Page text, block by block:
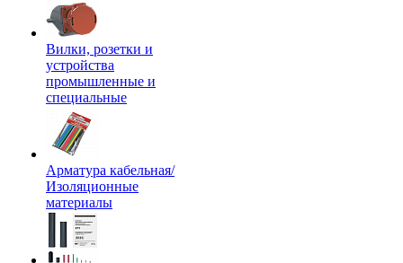
Вилки, розетки и
устройства
промышленные и
специальные
Арматура кабельная/
Изоляционные
материалы